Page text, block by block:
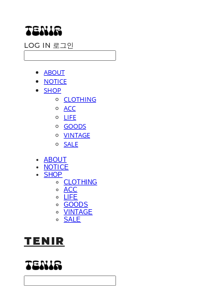
LOG IN 로그인
ABOUT
NOTICE
SHOP
CLOTHING
ACC
LIFE
GOODS
VINTAGE
SALE
ABOUT
NOTICE
SHOP
CLOTHING
ACC
LIFE
GOODS
VINTAGE
SALE
TENIR